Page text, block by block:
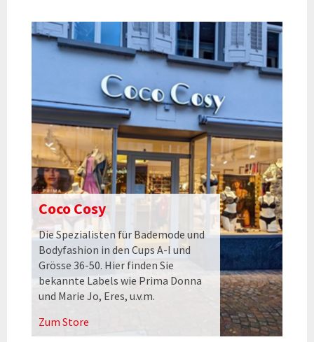
Coco Cosy
Die Spezialisten für Bademode und
Bodyfashion in den Cups A-I und
Grösse 36-50. Hier finden Sie
bekannte Labels wie Prima Donna
und Marie Jo, Eres, u.v.m.
Zum Store